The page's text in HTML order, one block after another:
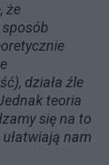
że
działa źle
teoria
się na to
nam